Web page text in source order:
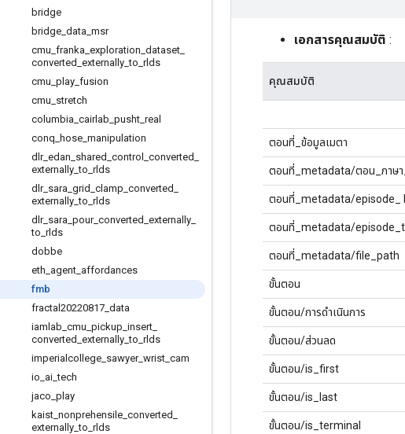
bridge
bridge data msr
cmu franka exploration dataset
converted externally _to rlds
cmu play fusion
cmu stretch
columbia cairlab pusht real
conq hose manipulation
dlr_ edan shared control converted
externally _to rlds
dlr_ sara grid clamp converted
externally _to rlds
dlr_ sara pour_ converted externally
to rlds
dobbe
eth agent affordances
fmb
fractal20220817 data
iamlab cmu pickup insert
converted externally _to rlds
imperialcollege sawyer_ wrist cam
io ai _tech
jaco play
kaist nonprehensile converted
externally _to rlds
เอกสารคุณสมบัติ :
คุณสมบัติ
ตอนที่_ข้อมูลเมตา
ตอนที่_metadata/ตอน_ภาษ
ตอนที่_metadata/episode_
ตอนที่_metadata/
ตอนที่_metadata/file_path
ขั้นตอน
ขั้นตอน/การดำเนินการ
ขั้นตอน/ส่วนลด
ขั้นตอน/is_first
ขั้นตอน/is_last
ขั้นตอน/is_terminal